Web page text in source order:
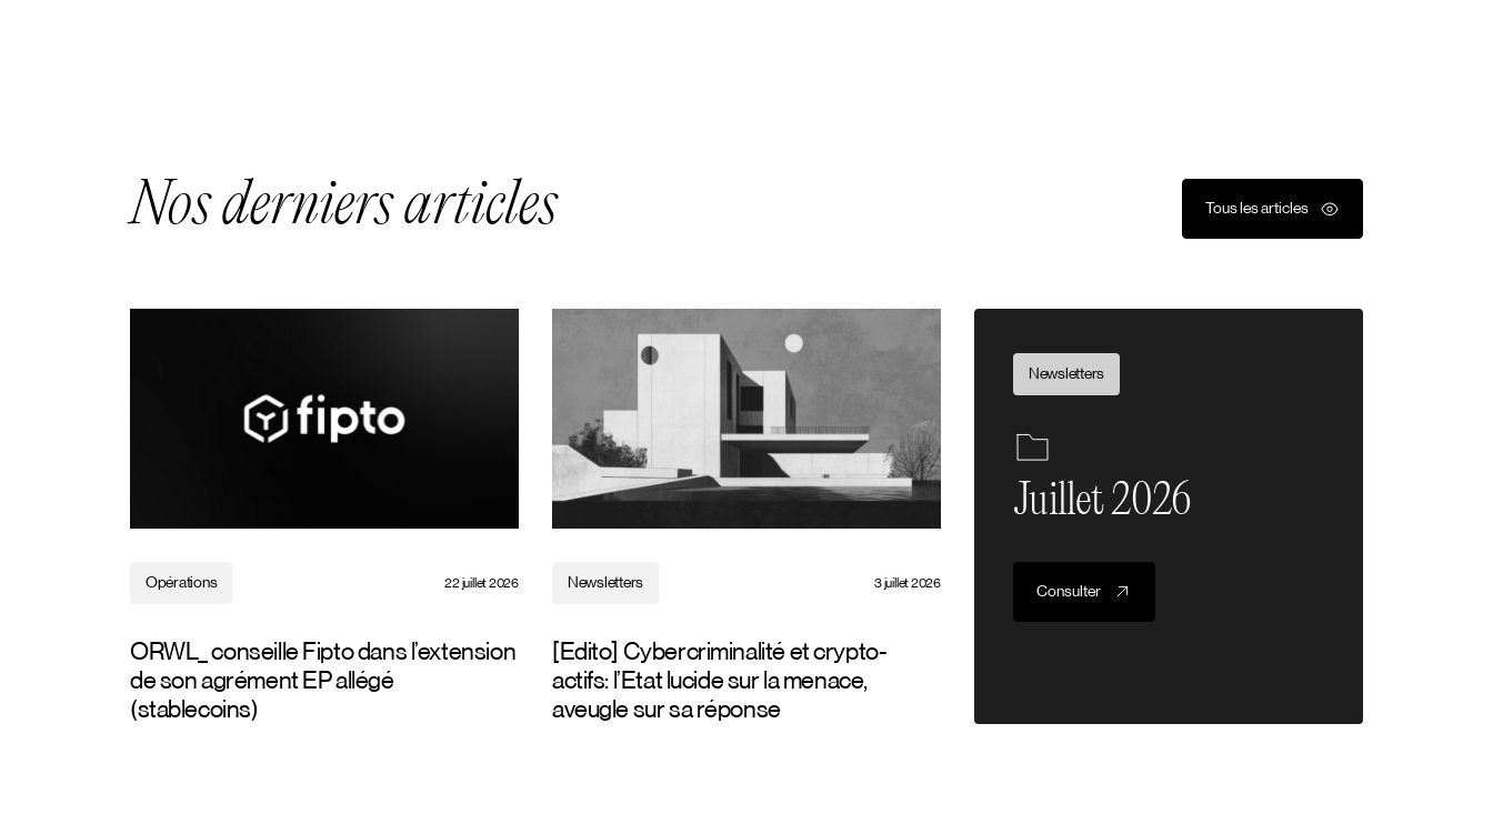
Nos derniers articles Tous les articles
Opérations 22 juillet 2026
ORWL_ conseille Fipto dans l’extension
de son agrément EP allégé
(stablecoins)
Newsletters 3 juillet 2026
[Edito] Cybercriminalité et crypto-
actifs: l’Etat lucide sur la menace,
aveugle sur sa réponse
Newsletters
Juillet 2026
Consulter